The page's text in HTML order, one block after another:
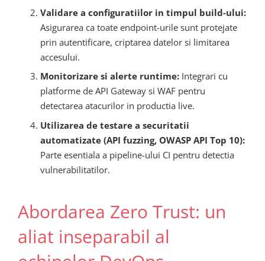
Validare a configuratiilor in timpul build-ului:
Asigurarea ca toate endpoint-urile sunt protejate
prin autentificare, criptarea datelor si limitarea
accesului.
Monitorizare si alerte runtime:Integrari cu
platforme de API Gateway si WAF pentru
detectarea atacurilor in productia live.
Utilizarea de testare a securitatii
automatizate (API fuzzing, OWASP API Top 10):
Parte esentiala a pipeline-ului CI pentru detectia
vulnerabilitatilor.
Abordarea Zero Trust: un
aliat inseparabil al